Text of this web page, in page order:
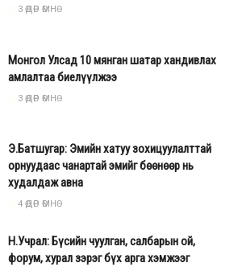
3 ӨДӨР ӨМНӨ
Монгол Улсад 10 мянган шатар хандивлах
амлалтаа биелүүлжээ
3 ӨДӨР ӨМНӨ
Э.Батшугар: Эмийн хатуу зохицуулалттай
орнуудаас чанартай эмийг бөөнөөр нь
худалдаж авна
4 ӨДӨР ӨМНӨ
Н.Учрал: Бүсийн чуулган, салбарын ой,
форум, хурал зэрэг бүх арга хэмжээг